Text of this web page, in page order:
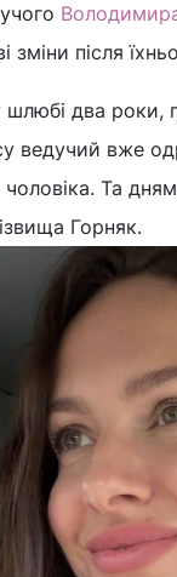
після
два роки,
ведучий вже
Та
Горняк.